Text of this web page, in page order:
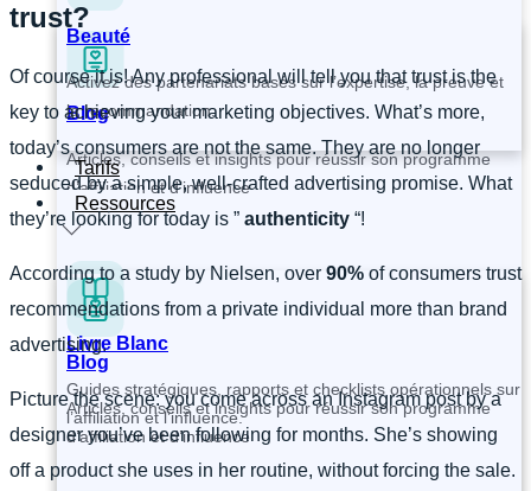
Blog
Articles, conseils et insights pour réussir son programme
d’affiliation et d’influence
Livre Blanc
Guides stratégiques, rapports et checklists opérationnels sur
l’affiliation et l’influence.
Beauté
Activez des partenariats basés sur l’expertise, la preuve et
la recommandation.
Tarifs
Ressources
Blog
Articles, conseils et insights pour réussir son programme
d’affiliation et d’influence
trust?
Of course it is! Any professional will tell you that trust is the
key to achieving your marketing objectives. What’s more,
today’s consumers are not the same. They are no longer
seduced by a simple, well-crafted advertising promise. What
they’re looking for today is ” authenticity “!
According to a study by Nielsen, over 90% of consumers trust
recommendations from a private individual more than brand
advertising.
Picture the scene: you come across an Instagram post by a
designer you’ve been following for months. She’s showing
off a product she uses in her routine, without forcing the sale.